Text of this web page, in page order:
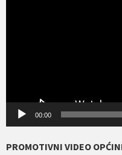
00:00
PROMOTIVNI VIDEO